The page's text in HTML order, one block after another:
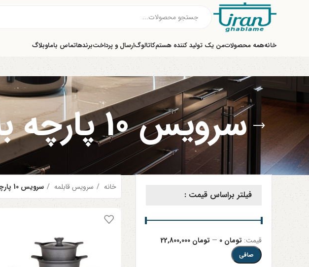
خانههمه محصولاتمن یک تولید کننده هستمکاتالوگارسال و پرداختبرندهاتماس باماوبلاگ
سرویس 10 پارچه به بالا
فیلتر براساس قیمت :
صافی
قيمت: تومان 0 — تومان 22,800,000
خانه سرویس قابلمه سرویس 10 پارچه به بالا